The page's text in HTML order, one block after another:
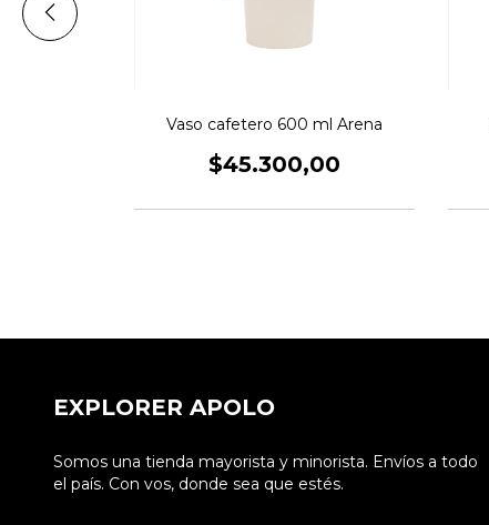
Vaso cafetero 600 ml Arena
$45.300,00
EXPLORER APOLO
Somos una tienda mayorista y minorista. Envíos a todo
el país. Con vos, donde sea que estés.